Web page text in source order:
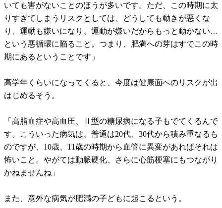
いても害がないことのほうが多いです。ただ、この時期に太
りすぎてしまうリスクとしては、どうしても動きが悪くな
り、運動も嫌いになり、運動が嫌いだからもっと動かない…
という悪循環に陥ること。つまり、肥満への芽はすでこの時
期にあるということです」
高学年くらいになってくると、今度は健康面へのリスクが出
はじめるそう。
「高脂血症や高血圧、Ⅱ型の糖尿病になる子もでてくるんで
す。こういった病気は、普通は20代、30代から積み重なるも
のですが、10歳、11歳の時期から血管に異変があればそれは
怖いこと。やがては動脈硬化、さらに心筋梗塞にもつながり
かねませんね」
また、意外な病気が肥満の子どもに起こるという。